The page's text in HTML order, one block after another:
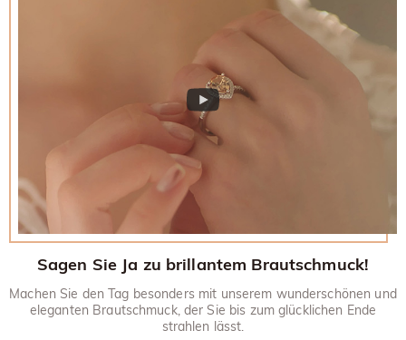
müssen auch mit Ihrem zurückgegebenen Artikel
Wenn Sie mehr wissen möchten, besuchen Sie bitte unsere
Sagen Sie Ja zu brillantem Brautschmuck!
Machen Sie den Tag besonders mit unserem wunderschönen und
eleganten Brautschmuck, der Sie bis zum glücklichen Ende
strahlen lässt.